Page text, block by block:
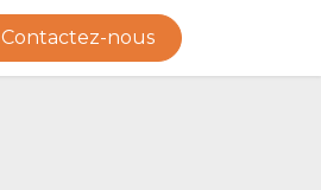
Contactez-nous